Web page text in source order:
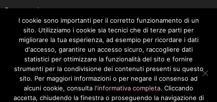
Da non perdere
Da conoscere
Da preservare
Da vivere
Cookie Policy
I cookie sono importanti per il corretto funzionamento di un
sito. Utilizziamo i cookie sia tecnici che di terze parti per
migliorare la tua esperienza, ad esempio per ricordare i dati
d'accesso, garantire un accesso sicuro, raccogliere dati
statistici per ottimizzare la funzionalità del sito e fornire
strumenti per la condivisione dei contenuti presenti su questo
sito. Per maggiori informazioni o per negare il consenso ad
alcuni cookie, consulta l'informativa completa. Cliccando
accetta, chiudendo la finestra o proseguendo la navigazione di